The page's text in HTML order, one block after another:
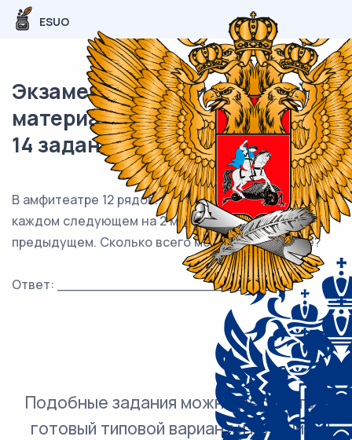
ESUO
Экзаменационный (типовой)
материал ОГЭ / Математика /
14 задания (24) / 63
В амфитеатре 12 рядов. В первом ряду 18 мест, а в
каждом следующем на 2 места больше, чем в
предыдущем. Сколько всего мест в амфитеатре?
Ответ: ___________________________.
Подобные задания можно добавить в
готовый типовой вариант и получить